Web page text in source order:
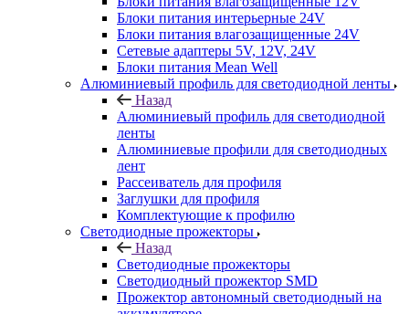
Блоки питания интерьерные 24V
Блоки питания влагозащищенные 24V
Сетевые адаптеры 5V, 12V, 24V
Блоки питания Mean Well
Алюминиевый профиль для светодиодной ленты
Назад
Алюминиевый профиль для светодиодной
ленты
Алюминиевые профили для светодиодных
лент
Рассеиватель для профиля
Заглушки для профиля
Комплектующие к профилю
Светодиодные прожекторы
Назад
Светодиодные прожекторы
Светодиодный прожектор SMD
Прожектор автономный светодиодный на